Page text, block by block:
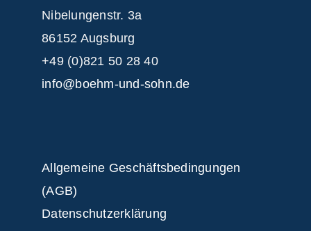
Nibelungenstr. 3a
86152 Augsburg
+49 (0)821 50 28 40
info@boehm-und-sohn.de
Allgemeine Geschäftsbedingungen
(AGB)
Datenschutzerklärung